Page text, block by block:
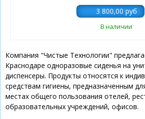
В наличии
Компания "Чистые Технологии"
Краснодаре одноразовые сиденья на
диспенсеры. Продукты относятся к
средствам гигиены, предназначенным
местах общего пользования отелей,
образовательных учреждений, офисов.